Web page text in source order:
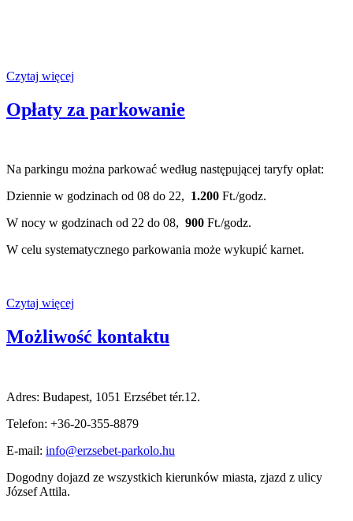
Czytaj więcej
Opłaty za parkowanie
Na parkingu można parkować według następującej taryfy opłat:
Dziennie w godzinach od 08 do 22, 1.200 Ft./godz.
W nocy w godzinach od 22 do 08, 900 Ft./godz.
W celu systematycznego parkowania może wykupić karnet.
Czytaj więcej
Możliwość kontaktu
Adres: Budapest, 1051 Erzsébet tér.12.
Telefon: +36-20-355-8879
E-mail: info@erzsebet-parkolo.hu
Dogodny dojazd ze wszystkich kierunków miasta, zjazd z ulicy
József Attila.